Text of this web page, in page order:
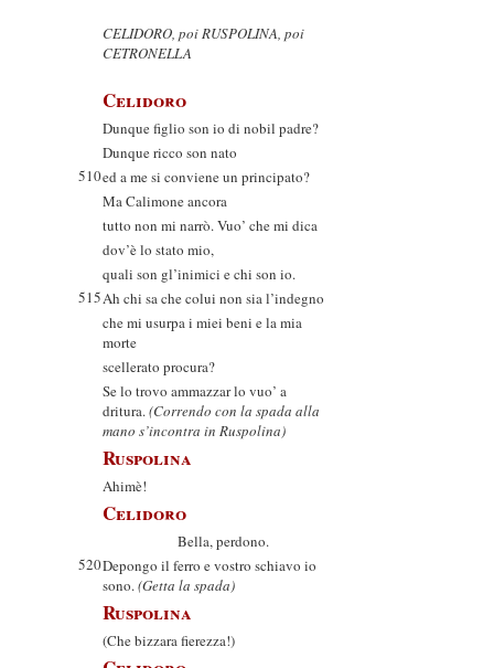
CELIDORO, poi RUSPOLINA, poi
CETRONELLA
Celidoro
Dunque figlio son io di nobil padre?
Dunque ricco son nato
510ed a me si conviene un principato?
Ma Calimone ancora
tutto non mi narrò. Vuo’ che mi dica
dov’è lo stato mio,
quali son gl’inimici e chi son io.
515Ah chi sa che colui non sia l’indegno
che mi usurpa i miei beni e la mia
morte
scellerato procura?
Se lo trovo ammazzar lo vuo’ a
dritura.(Correndo con la spada alla
mano s’incontra in Ruspolina)
Ruspolina
Ahimè!
Celidoro
Bella, perdono.
520Depongo il ferro e vostro schiavo io
sono.(Getta la spada)
Ruspolina
(Che bizzara fierezza!)